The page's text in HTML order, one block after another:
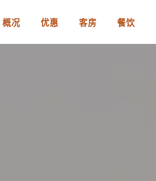
概况 优惠 客房 餐饮